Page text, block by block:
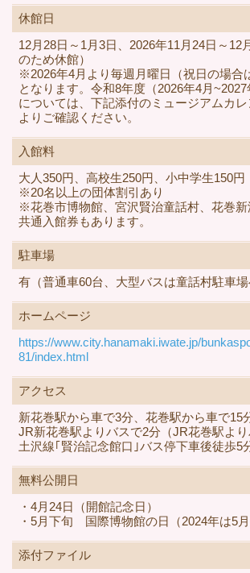
休館日
12月28日～1月3日、2026年11月24日～12
のため休館）
※2026年4月より毎週月曜日（祝日の場合
となります。令和8年度（2026年4月
については、下記添付のミュージアムカレ
よりご確認ください。
入館料
大人350円、高校生250円、小中学生150円
※20名以上の団体割引あり
※花巻市博物館、宮沢賢治童話村、花巻
共通入館券もあります。
駐車場
有（普通車60台、大型バスは童話村駐車場
ホームページ
https://www.city.hanamaki.iwate.jp/
81/index.html
アクセス
新花巻駅から車で3分、花巻駅から車で15
JR新花巻駅よりバスで2分（JR花巻駅より
土沢線｢賢治記念館口｣バス停下車後徒歩5
無料公開日
・4月24日（開館記念日）
・5月下旬 国際博物館の日（2024年は5月
添付ファイル